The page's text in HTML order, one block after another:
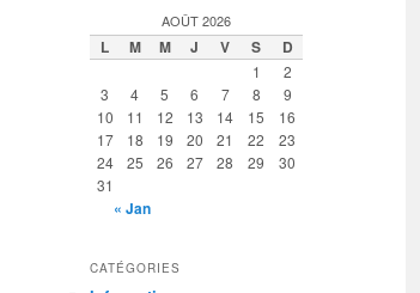
AOÛT 2026
L M M J V S D
1
2
3
4 5 6 7 8
9
10
11 12 13 14 15
16
17
18 19 20 21 22
23
24
25 26 27 28 29
30
31
« Jan
CATÉGORIES